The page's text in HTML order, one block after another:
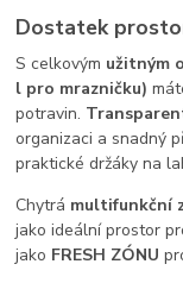
Dostatek
S celkovým užitným
l pro mrazničku)
potravin.
organizaci a snadný
praktické držáky na
Chytrá multifunkční
jako ideální prostor
jako FRESH ZÓNU